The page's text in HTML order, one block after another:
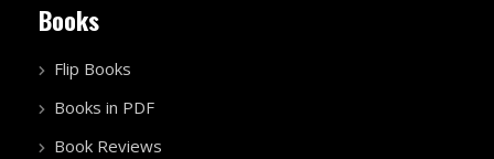
Books
Flip Books
Books in PDF
Book Reviews